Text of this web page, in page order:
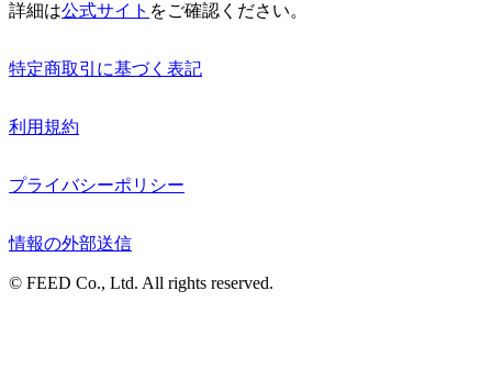
詳細は公式サイト をご確認ください。
特定商取引に基づく表記
利用規約
プライバシーポリシー
情報の外部送信
© FEED Co., Ltd. All rights reserved.